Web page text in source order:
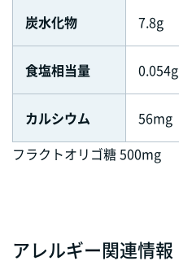
炭水化物 7.8g
食塩相当量 0.054g
カルシウム
56mg
フラクトオリゴ糖 500mg
アレルギー関連情報